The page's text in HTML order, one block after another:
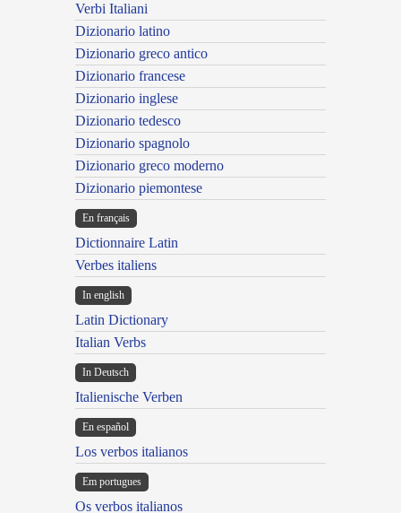
Verbi Italiani
Dizionario latino
Dizionario greco antico
Dizionario francese
Dizionario inglese
Dizionario tedesco
Dizionario spagnolo
Dizionario greco moderno
Dizionario piemontese
En français
Dictionnaire Latin
Verbes italiens
In english
Latin Dictionary
Italian Verbs
In Deutsch
Italienische Verben
En español
Los verbos italianos
Em portugues
Os verbos italianos